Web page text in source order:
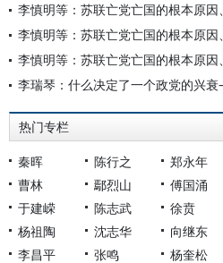
李慎明等：苏联亡党亡国的根本原因
李慎明等：苏联亡党亡国的根本原因
李慎明等：苏联亡党亡国的根本原因
热门专栏
秦晖 陈行之 郑永年
曹林
鄢烈山 傅国涌
于建嵘
陈志武 徐贲
杨祖陶
沈志华 向继东
李昌平
张鸣 杨奎松